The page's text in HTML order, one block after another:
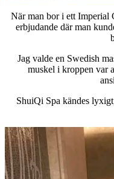
När man bor i ett Imperial
erbjudande där man
Jag valde en Swedish
muskel i kroppen var
ShuiQi Spa kändes